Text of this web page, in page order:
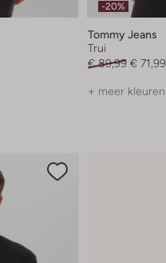
-20%
Tommy Jeans
Trui
€ 89,99 € 71,99
+ meer kleuren